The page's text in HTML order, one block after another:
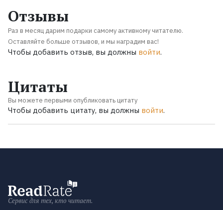
Отзывы
Раз в месяц дарим подарки самому активному читателю.
Оставляйте больше отзывов, и мы наградим вас!
Чтобы добавить отзыв, вы должны войти.
Цитаты
Вы можете первыми опубликовать цитату
Чтобы добавить цитату, вы должны войти.
Сервис для тех, кто читает.